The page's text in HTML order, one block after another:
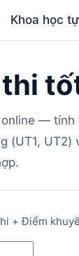
Khoa học
—
(UT1, UT2)
+ Điểm